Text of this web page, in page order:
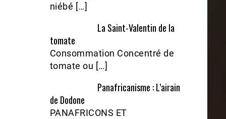
niébé […]
La Saint-Valentin de la
tomate
Consommation Concentré de
tomate ou […]
Panafricanisme : L’airain
de Dodone
PANAFRICONS ET